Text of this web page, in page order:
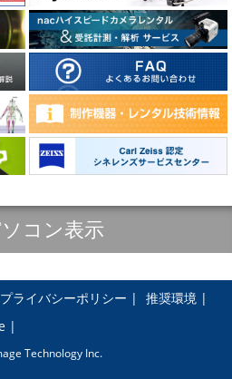
コン表示
プライバシーポリシー
推奨環境
Technology Inc.